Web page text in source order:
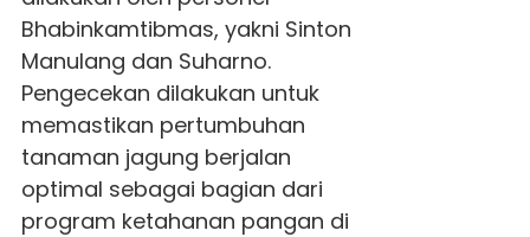
Bhabinkamtibmas, yakni Sinton
Manulang dan Suharno.
Pengecekan dilakukan untuk
memastikan pertumbuhan
tanaman jagung berjalan
optimal sebagai bagian dari
program ketahanan pangan di